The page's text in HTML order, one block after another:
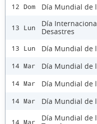
12 Dom Día Mundial de
13 Lun
Día
Desastres
13 Lun Día Mundial de
14 Mar Día Mundial de
14 Mar Día Mundial de
14 Mar Día Mundial de
14 Mar
Día Mundial de